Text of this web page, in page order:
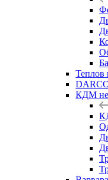
Теплов
КДМ